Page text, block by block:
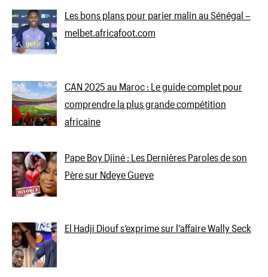
Les bons plans pour parier malin au Sénégal –
melbet.africafoot.com
CAN 2025 au Maroc : Le guide complet pour
comprendre la plus grande compétition
africaine
Pape Boy Djiné : Les Dernières Paroles de son
Père sur Ndeye Gueye
El Hadji Diouf s’exprime sur l’affaire Wally Seck